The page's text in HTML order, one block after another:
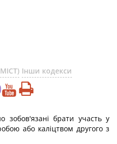
Інши кодекси
зобов'язані брати участь у
або каліцтвом другого з